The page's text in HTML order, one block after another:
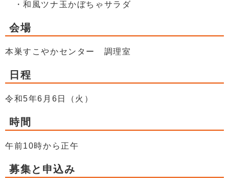
・和風ツナ玉かぼちゃサラダ
会場
本巣すこやかセンター 調理室
日程
令和5年6月6日（火）
時間
午前10時から正午
募集と申込み